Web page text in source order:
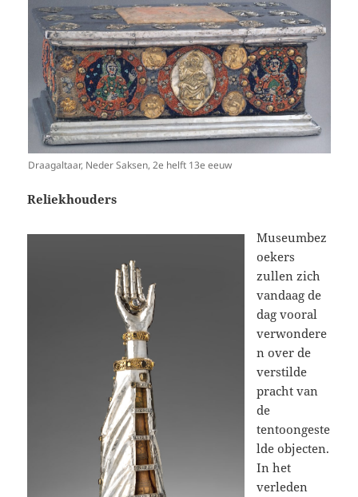
Draagaltaar, Neder Saksen, 2e helft 13e eeuw
Reliekhouders
Museumbez
oekers
zullen zich
vandaag de
dag vooral
verwondere
n over de
verstilde
pracht van
de
tentoongeste
lde objecten.
In het
verleden